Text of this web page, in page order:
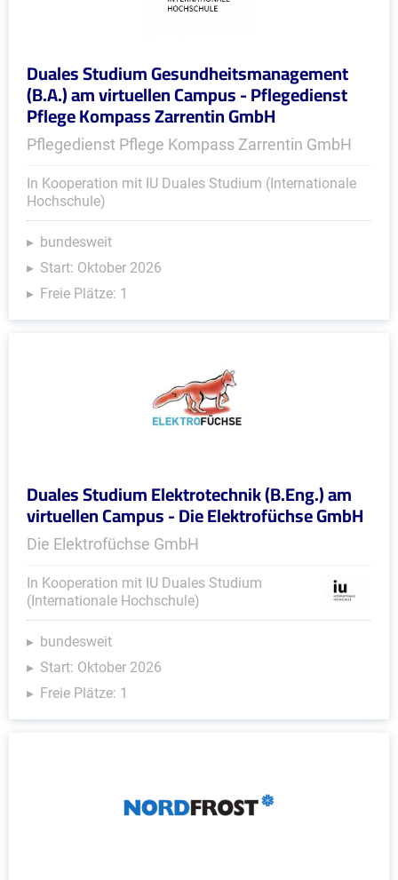
Duales Studium Gesundheitsmanagement
(B.A.) am virtuellen Campus - Pflegedienst
Pflege Kompass Zarrentin GmbH
Pflegedienst Pflege Kompass Zarrentin GmbH
In Kooperation mit IU Duales Studium (Internationale
Hochschule)
bundesweit
Start: Oktober 2026
Freie Plätze: 1
Duales Studium Elektrotechnik (B.Eng.) am
virtuellen Campus - Die Elektrofüchse GmbH
Die Elektrofüchse GmbH
In Kooperation mit IU Duales Studium
(Internationale Hochschule)
bundesweit
Start: Oktober 2026
Freie Plätze: 1